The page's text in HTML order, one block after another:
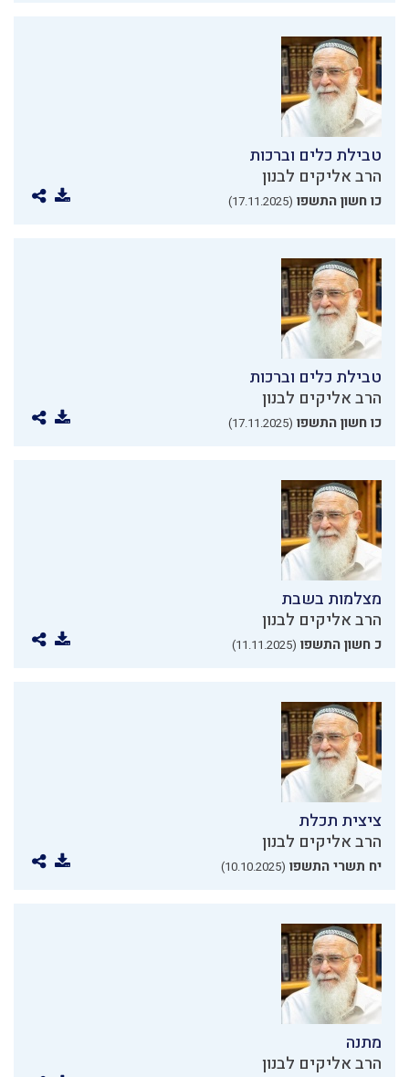
טבילת כלים וברכות
הרב אליקים לבנון
כו חשון התשפו (17.11.2025)
טבילת כלים וברכות
הרב אליקים לבנון
כו חשון התשפו (17.11.2025)
מצלמות בשבת
הרב אליקים לבנון
כ חשון התשפו (11.11.2025)
ציצית תכלת
הרב אליקים לבנון
יח תשרי התשפו (10.10.2025)
מתנה
הרב אליקים לבנון